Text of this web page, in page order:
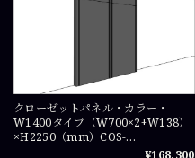
クローゼットパネル・カラー・
W1400タイプ（W700×2+W138）
×H2250（mm）COS-